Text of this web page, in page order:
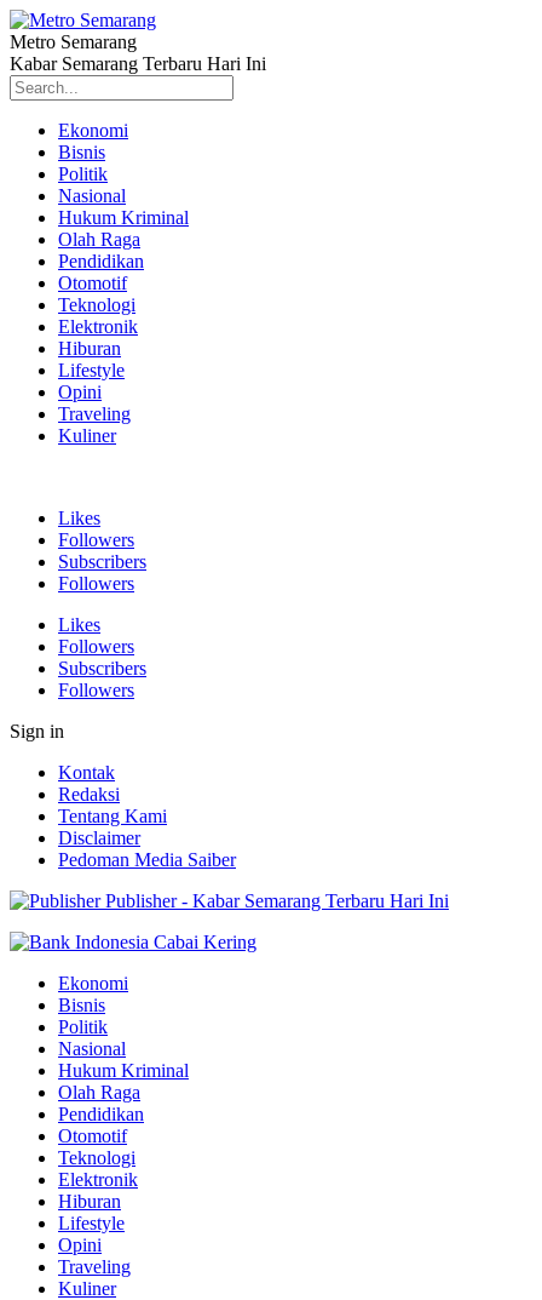
Metro Semarang
Kabar Semarang Terbaru Hari Ini
Ekonomi
Bisnis
Politik
Nasional
Hukum Kriminal
Olah Raga
Pendidikan
Otomotif
Teknologi
Elektronik
Hiburan
Lifestyle
Opini
Traveling
Kuliner
Likes
Followers
Subscribers
Followers
Likes
Followers
Subscribers
Followers
Sign in
Kontak
Redaksi
Tentang Kami
Disclaimer
Pedoman Media Saiber
Publisher - Kabar Semarang Terbaru Hari Ini
Ekonomi
Bisnis
Politik
Nasional
Hukum Kriminal
Olah Raga
Pendidikan
Otomotif
Teknologi
Elektronik
Hiburan
Lifestyle
Opini
Traveling
Kuliner